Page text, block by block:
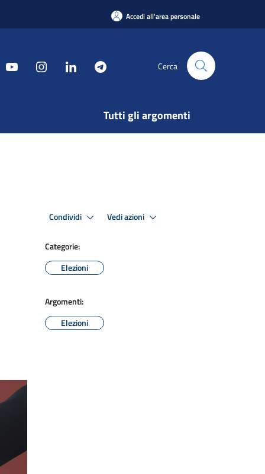
Accedi all'area personale
Cerca
Tutti gli argomenti
Condividi Vedi azioni
Categorie:
Elezioni
Argomenti:
Elezioni